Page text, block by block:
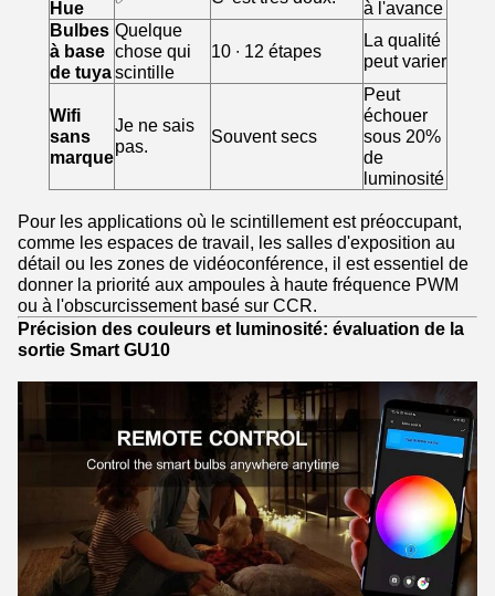
Hue
à l'avance
Bulbes
à base
de tuya
Quelque
chose qui
scintille
10 ∙ 12 étapes
La qualité
peut varier
Wifi
sans
marque
Je ne sais
pas.
Souvent secs
Peut
échouer
sous 20%
de
luminosité
Pour les applications où le scintillement est préoccupant,
comme les espaces de travail, les salles d'exposition au
détail ou les zones de vidéoconférence, il est essentiel de
donner la priorité aux ampoules à haute fréquence PWM
ou à l'obscurcissement basé sur CCR.
Précision des couleurs et luminosité: évaluation de la
sortie Smart GU10